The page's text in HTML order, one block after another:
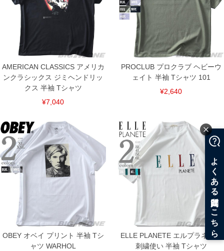
COLOR VARIATION
AMERICAN CLASSICS アメリカ
ンクラシックス ジミヘンドリッ
クス 半袖 Tシャツ
¥7,040
PROCLUB プロクラブ ヘビーウ
ェイト 半袖 Tシャツ 101
¥2,640
OBEY オベイ プリント 半袖 Tシ
ャツ WARHOL
ELLE PLANETE エルプラネット
刺繍使い 半袖 Tシャツ